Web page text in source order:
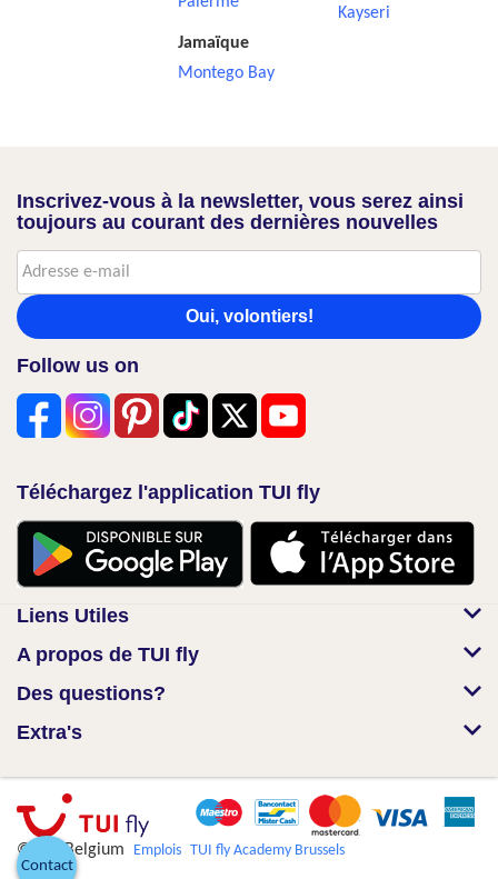
Jamaïque
Montego Bay
Kayseri
Inscrivez-vous à la newsletter, vous serez ainsi
toujours au courant des dernières nouvelles
Oui, volontiers!
Follow us on
Téléchargez l'application TUI fly
Liens Utiles
A propos de TUI fly
Des questions?
Extra's
© TUI Belgium Emplois TUI fly Academy Brussels
Contact